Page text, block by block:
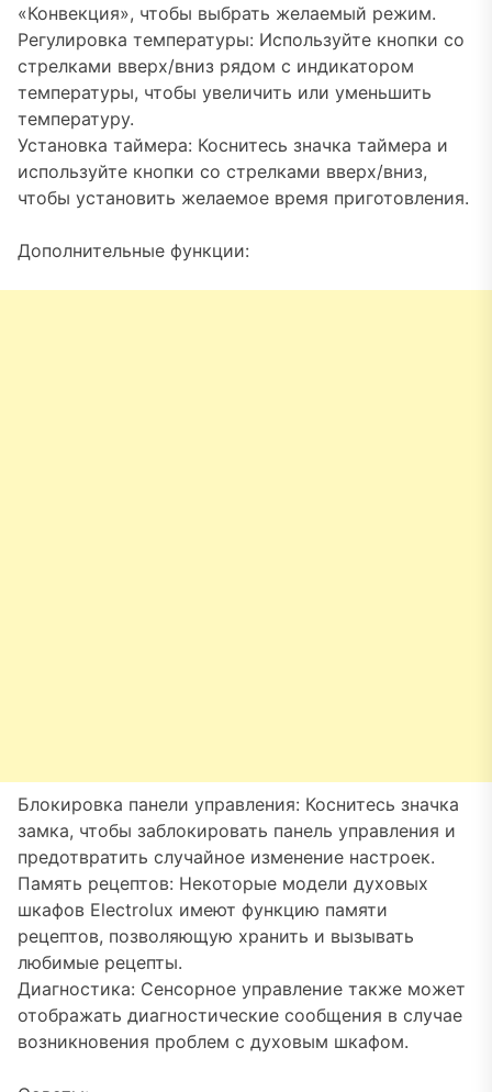
«Конвекция», чтобы выбрать желаемый режим.
Регулировка температуры: Используйте кнопки со
стрелками вверх/вниз рядом с индикатором
температуры, чтобы увеличить или уменьшить
температуру.
Установка таймера: Коснитесь значка таймера и
используйте кнопки со стрелками вверх/вниз,
чтобы установить желаемое время приготовления.
Дополнительные функции:
Блокировка панели управления: Коснитесь значка
замка, чтобы заблокировать панель управления и
предотвратить случайное изменение настроек.
Память рецептов: Некоторые модели духовых
шкафов Electrolux имеют функцию памяти
рецептов, позволяющую хранить и вызывать
любимые рецепты.
Диагностика: Сенсорное управление также может
отображать диагностические сообщения в случае
возникновения проблем с духовым шкафом.